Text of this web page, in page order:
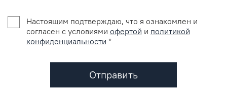
Настоящим подтверждаю, что я ознакомлен и
согласен с условиями офертой и политикой
конфиденциальности *
Отправить